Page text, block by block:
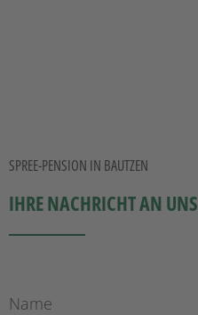
SPREE-PENSION IN BAUTZEN
IHRE NACHRICHT AN UNS
Name